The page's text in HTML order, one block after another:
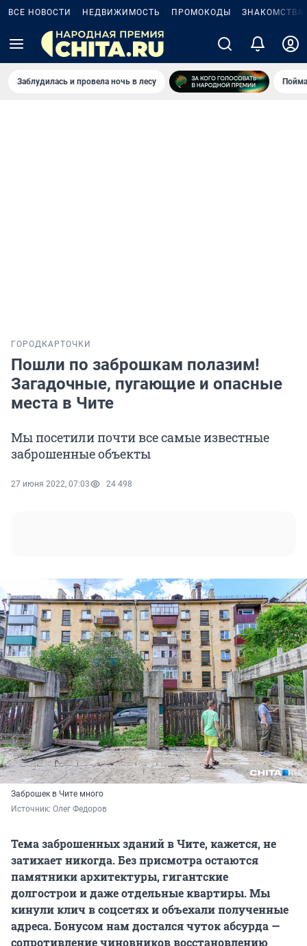
ВСЕ НОВОСТИ НЕДВИЖИМОСТЬ ПРОМОКОДЫ ЗНАКОМСТВА
Заблудилась и провела ночь в лесу
ГОРОД КАРТОЧКИ
Пошли по заброшкам полазим!
Загадочные, пугающие и опасные
места в Чите
Мы посетили почти все самые известные
заброшенные объекты
27 июня 2022, 07:03 24 498
Заброшек в Чите много
Источник: Олег Федоров
Тема заброшенных зданий в Чите, кажется, не
затихает никогда. Без присмотра остаются
памятники архитектуры, гигантские
долгострои и даже отдельные квартиры. Мы
кинули клич в соцсетях и объехали полученные
адреса. Бонусом нам достался чуток абсурда —
сопротивление чиновников восстановлению